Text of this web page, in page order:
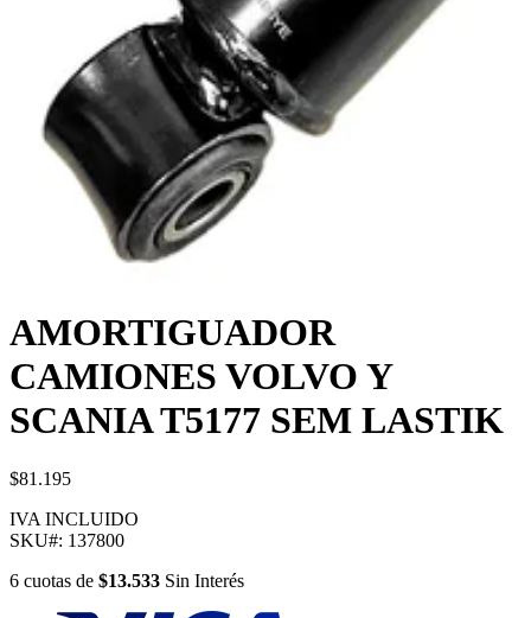
AMORTIGUADOR
CAMIONES VOLVO Y
SCANIA T5177 SEM LASTIK
$81.195
IVA INCLUIDO
SKU#: 137800
6 cuotas de $13.533 Sin Interés